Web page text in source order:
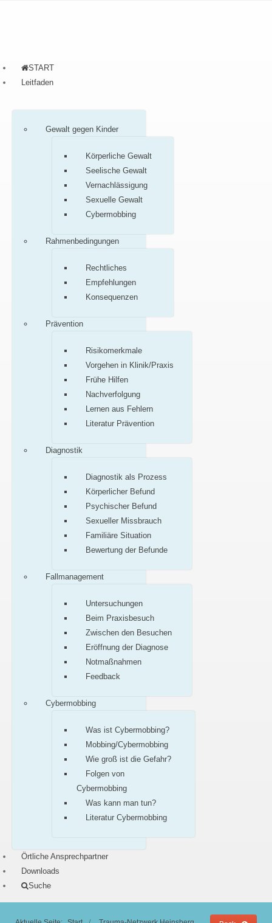
START
Leitfaden
Gewalt gegen Kinder
Körperliche Gewalt
Seelische Gewalt
Vernachlässigung
Sexuelle Gewalt
Cybermobbing
Rahmenbedingungen
Rechtliches
Empfehlungen
Konsequenzen
Prävention
Risikomerkmale
Vorgehen in Klinik/Praxis
Frühe Hilfen
Nachverfolgung
Lernen aus Fehlern
Literatur Prävention
Diagnostik
Diagnostik als Prozess
Körperlicher Befund
Psychischer Befund
Sexueller Missbrauch
Familiäre Situation
Bewertung der Befunde
Fallmanagement
Untersuchungen
Beim Praxisbesuch
Zwischen den Besuchen
Eröffnung der Diagnose
Notmaßnahmen
Feedback
Cybermobbing
Was ist Cybermobbing?
Mobbing/Cybermobbing
Wie groß ist die Gefahr?
Folgen von
Cybermobbing
Was kann man tun?
Literatur Cybermobbing
Örtliche Ansprechpartner
Downloads
Suche